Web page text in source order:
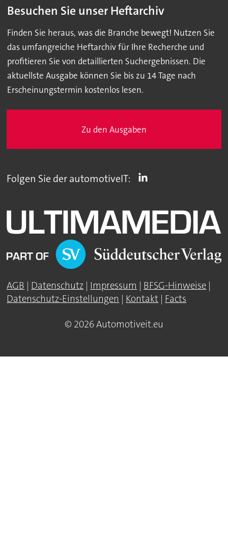
Besuchen Sie unser Heftarchiv
Finden Sie heraus, was die Branche bewegt! Nutzen Sie
das umfangreiche Heftarchiv für Ihre Recherche und
profitieren Sie von detaillierten Suchergebnissen. Die
aktuellste Ausgabe können Sie bis zu 14 Tage nach
Erscheinungstermin kostenlos lesen.
Zu den Ausgaben
Folgen Sie der automotiveIT:
AGB | Datenschutz | Impressum | BFSG-Hinweise |
Datenschutz-Einstellungen | Kontakt | Facts
© 2026 Automotiveit.eu